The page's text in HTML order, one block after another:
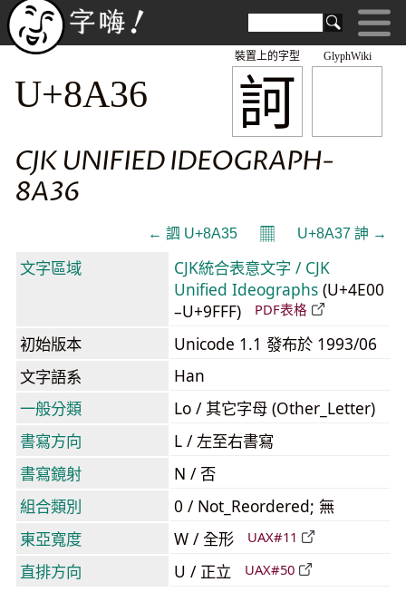
GlyphWiki
訶
裝置上的字型
U+8A36
CJK UNIFIED IDEOGRAPH-
8A36
← 訵 U+8A35 𝄜 U+8A37 訷 →
文字區域
CJK統合表意文字 / CJK
Unified Ideographs (U+4E00
–U+9FFF)
PDF表格
初始版本
Unicode 1.1 發布於 1993/06
文字語系
Han
一般分類
Lo / 其它字母 (Other_Letter)
書寫方向
L / 左至右書寫
書寫鏡射
N / 否
組合類別
0 / Not_Reordered; 無
東亞寬度
W / 全形 UAX#11
直排方向 U / 正立 UAX#50